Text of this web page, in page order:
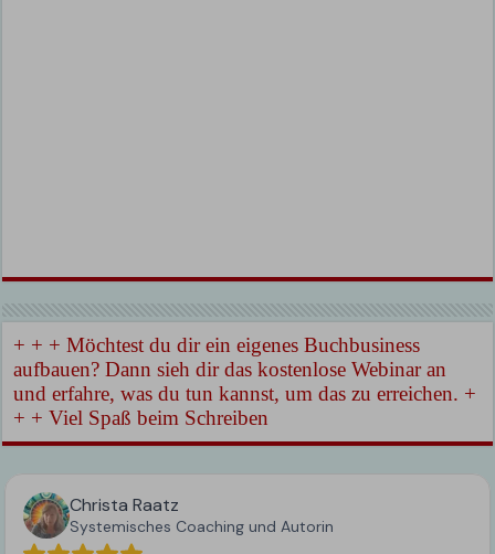
+ + + Möchtest du dir ein eigenes Buchbusiness
aufbauen? Dann sieh dir das kostenlose Webinar an
und erfahre, was du tun kannst, um das zu erreichen. +
+ + Viel Spaß beim Schreiben